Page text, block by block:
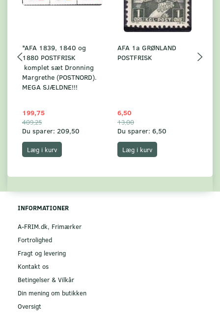
*AFA 1839, 1840 og
1880 POSTFRISK
komplet sæt Dronning
Margrethe (POSTNORD).
MEGA SJÆLDNE!!!
199,75
409,25
Du sparer: 209,50
Læg i kurv
AFA 1a GRØNLAND
POSTFRISK
6,50
13,00
Du sparer: 6,50
Læg i kurv
INFORMATIONER
A-FRIM.dk, Frimærker
Fortrolighed
Fragt og levering
Kontakt os
Betingelser & Vilkår
Din mening om butikken
Oversigt